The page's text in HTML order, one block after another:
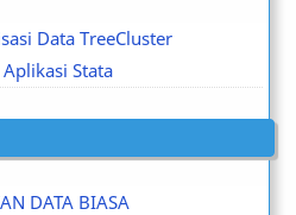
Data TreeCluster
Stata
DATA BIASA